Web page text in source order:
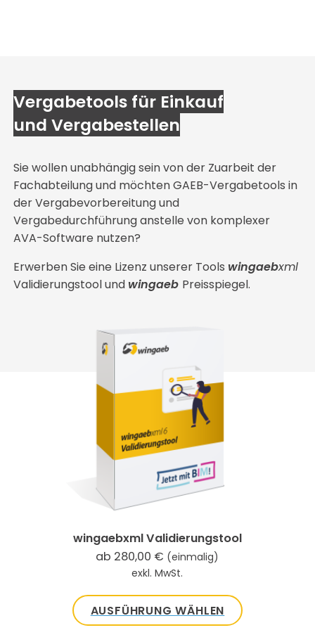
Vergabetools für Einkauf
und Vergabestellen
Sie wollen unabhängig sein von der Zuarbeit der
Fachabteilung und möchten GAEB-Vergabetools in
der Vergabevorbereitung und
Vergabedurchführung anstelle von komplexer
AVA-Software nutzen?
Erwerben Sie eine Lizenz unserer Tools wingaebxml
Validierungstool und wingaeb Preisspiegel.
wingaebxml Validierungstool
ab 280,00 € (einmalig)
exkl. MwSt.
AUSFÜHRUNG WÄHLEN
Varianten
Produktseite
werden